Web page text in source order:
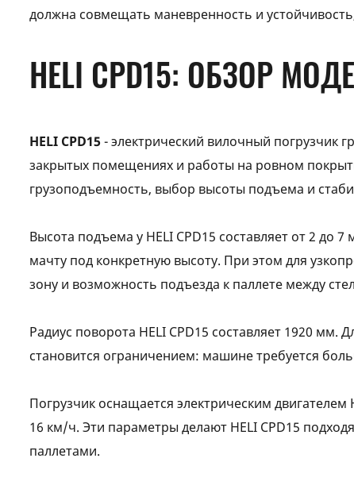
должна совмещать маневренность и
HELI CPD15: ОБЗОР
HELI CPD15- электрический вилочный погрузчик
закрытых помещениях и работы на ровном
грузоподъемность, выбор высоты подъема и
Высота подъема у HELI CPD15 составляет от 2 до
мачту под конкретную высоту. При этом для
зону и возможность подъезда к паллете между
Радиус поворота HELI CPD15 составляет 1920
становится ограничением: машине требуется
Погрузчик оснащается электрическим
16 км/ч. Эти параметры делают HELI CPD15
паллетами.